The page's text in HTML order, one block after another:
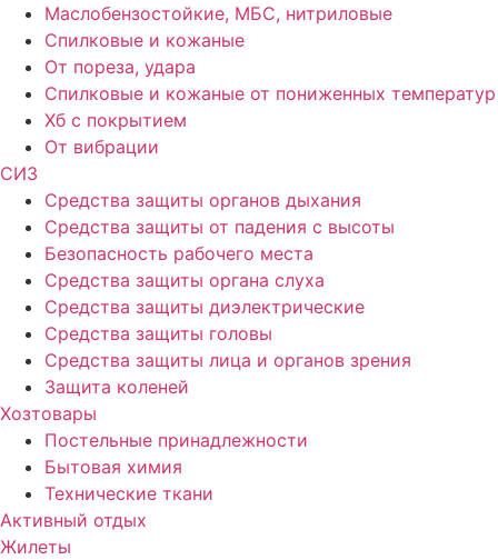
Маслобензостойкие, МБС, нитриловые
Спилковые и кожаные
От пореза, удара
Спилковые и кожаные от пониженных температур
Хб с покрытием
От вибрации
СИЗ
Средства защиты органов дыхания
Средства защиты от падения с высоты
Безопасность рабочего места
Средства защиты органа слуха
Средства защиты диэлектрические
Средства защиты головы
Средства защиты лица и органов зрения
Защита коленей
Хозтовары
Постельные принадлежности
Бытовая химия
Технические ткани
Активный отдых
Жилеты